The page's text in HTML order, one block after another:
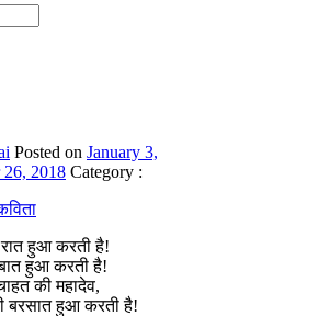
Posted on January 3,
2018 Category :
रात हुआ करती है!
हुआ करती है!
की महादेव,
हुआ करती है!